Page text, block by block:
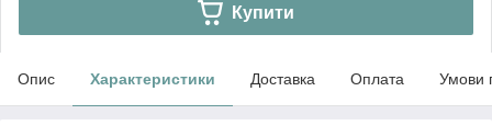
Купити
Опис Характеристики Доставка Оплата Умови